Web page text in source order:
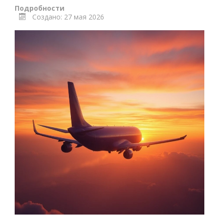
КОНТАКТЫ
Подробности
Создано: 27 мая 2026